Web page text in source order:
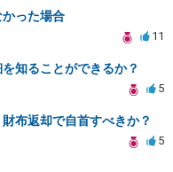
った場合
11
知ることができるか？
5
布返却で自首すべきか？
5